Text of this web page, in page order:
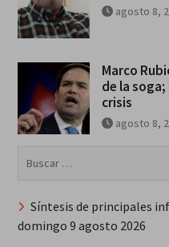
agosto 8,
Marco
de la soga;
crisis
agosto 8,
Síntesis de principales
domingo 9 agosto 2026